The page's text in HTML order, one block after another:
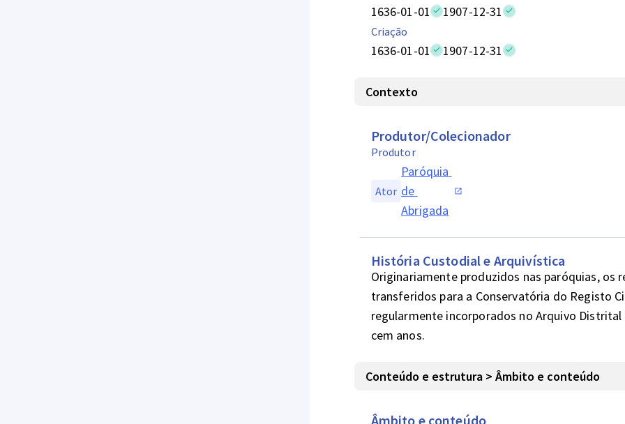
1636-01-01 1907-12-31
Criação
1636-01-01 1907-12-31
Contexto
Produtor/Colecionador
Produtor
Ator
Paróquia
de
Abrigada
História Custodial e Arquivística
Originariamente produzidos nas paróquias,
transferidos para a Conservatória do Registo
regularmente incorporados no Arquivo
cem anos.
Conteúdo e estrutura > Âmbito e conteúdo
Âmbito e conteúdo